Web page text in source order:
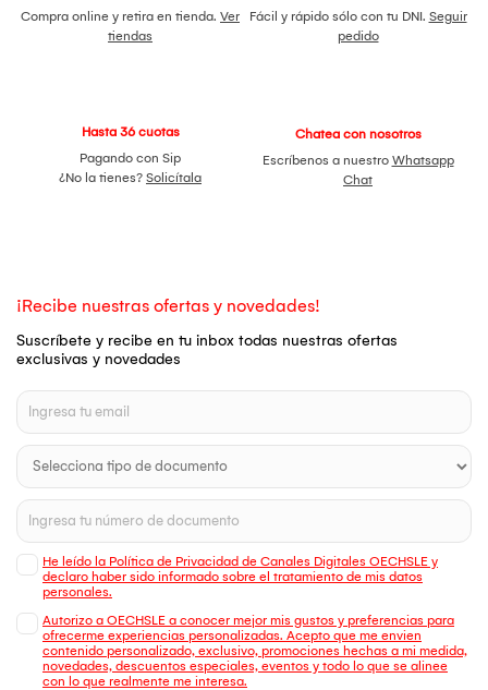
Compra online y retira en tienda. Ver
tiendas
Fácil y rápido sólo con tu DNI. Seguir
pedido
Hasta 36 cuotas
Pagando con Sip
¿No la tienes? Solicítala
Chatea con nosotros
Escríbenos a nuestro Whatsapp
Chat
¡Recibe nuestras ofertas y novedades!
Suscríbete y recibe en tu inbox todas nuestras ofertas
exclusivas y novedades
He leído la Política de Privacidad de Canales Digitales OECHSLE y
declaro haber sido informado sobre el tratamiento de mis datos
personales.
Autorizo a OECHSLE a conocer mejor mis gustos y preferencias para
ofrecerme experiencias personalizadas. Acepto que me envien
contenido personalizado, exclusivo, promociones hechas a mi medida,
novedades, descuentos especiales, eventos y todo lo que se alinee
con lo que realmente me interesa.